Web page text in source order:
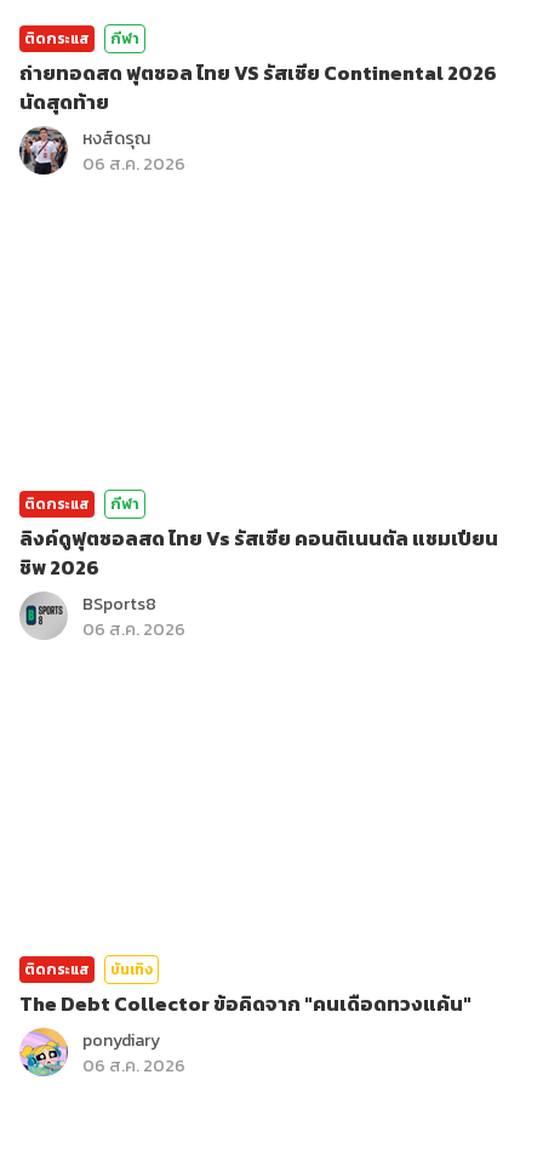
ติดกระแส กีฬา
ถ่ายทอดสด ฟุตซอล ไทย VS รัสเซีย Continental 2026
นัดสุดท้าย
หงส์ดรุณ
06 ส.ค. 2026
ติดกระแส กีฬา
ลิงค์ดูฟุตซอลสด ไทย Vs รัสเซีย คอนติเนนตัล แชมเปียน
ชิพ 2026
BSports8
06 ส.ค. 2026
ติดกระแส บันเทิง
The Debt Collector ข้อคิดจาก "คนเดือดทวงแค้น"
ponydiary
06 ส.ค. 2026